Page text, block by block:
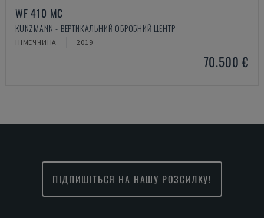
WF 410 MC
KUNZMANN - ВЕРТИКАЛЬНИЙ ОБРОБНИЙ ЦЕНТР
НІМЕЧЧИНА 2019
70.500 €
ПІДПИШІТЬСЯ НА НАШУ РОЗСИЛКУ!